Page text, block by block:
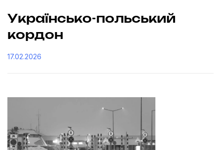
Українсько-польський
кордон
17.02.2026